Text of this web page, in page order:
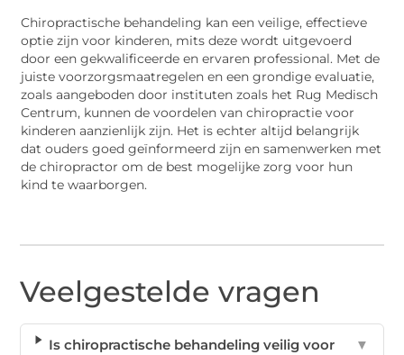
Chiropractische behandeling kan een veilige, effectieve
optie zijn voor kinderen, mits deze wordt uitgevoerd
door een gekwalificeerde en ervaren professional. Met de
juiste voorzorgsmaatregelen en een grondige evaluatie,
zoals aangeboden door instituten zoals het Rug Medisch
Centrum, kunnen de voordelen van chiropractie voor
kinderen aanzienlijk zijn. Het is echter altijd belangrijk
dat ouders goed geïnformeerd zijn en samenwerken met
de chiropractor om de best mogelijke zorg voor hun
kind te waarborgen.
Veelgestelde vragen
Is chiropractische behandeling veilig voor
▼